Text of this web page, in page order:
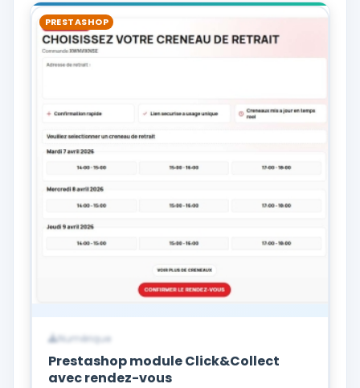
PRESTASHOP
Numérique
Prestashop module Click&Collect
avec rendez-vous